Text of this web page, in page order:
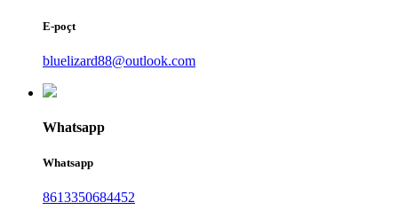
E-poçt
bluelizard88@outlook.com
Whatsapp
Whatsapp
8613350684452